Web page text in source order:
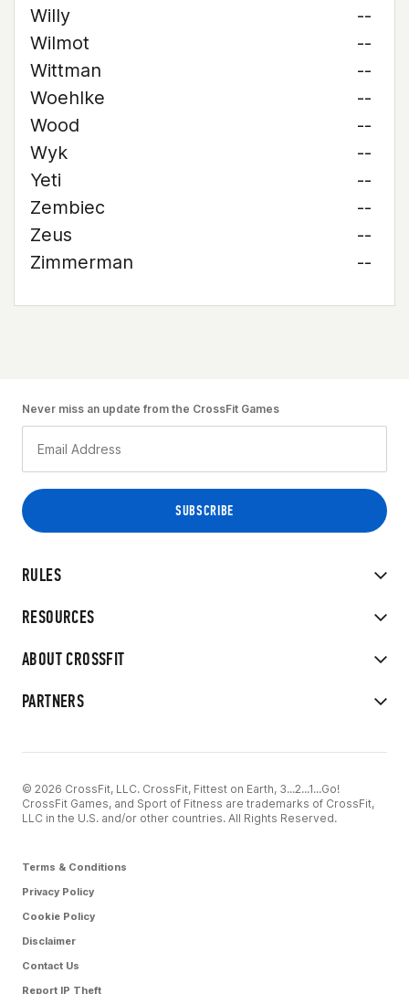
Willy
--
Wilmot
--
Wittman
--
Woehlke
--
Wood
--
Wyk
--
Yeti
--
Zembiec
--
Zeus
--
Zimmerman
--
RULES
RESOURCES
ABOUT CROSSFIT
PARTNERS
Never miss an update from the CrossFit Games
© 2026 CrossFit, LLC. CrossFit, Fittest on Earth, 3...2...1...Go!
CrossFit Games, and Sport of Fitness are trademarks of CrossFit,
LLC in the U.S. and/or other countries. All Rights Reserved.
Terms & Conditions
Privacy Policy
Cookie Policy
Disclaimer
Contact Us
Report IP Theft